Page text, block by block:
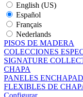
English (US)
Español
Français
Nederlands
PISOS DE MADERA
COLECCIONES
SIGNATURE
CHAPA
PANELES
FLEXIBLES DE
Configurar